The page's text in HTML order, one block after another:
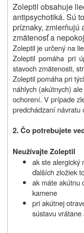
Zoleptil obsahuje
antipsychotiká. Sú
príznaky, zmierňujú
zmätenosť a
Zoleptil je určený na
Zoleptil pomáha pri
stavoch zmätenosti,
Zoleptil pomáha pri
náhlych (akútnych)
ochorení. V prípade
predchádzaní návratu
2. Čo potrebujete
Neužívajte Zoleptil
ak ste alergický
ďalších zložiek
ak máte akútnu
kamene
pri akútnej
sústavu vrátane